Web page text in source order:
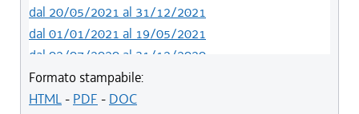
dal 20/05/2021 al 31/12/2021
dal 01/01/2021 al 19/05/2021
dal 02/07/2020 al 31/12/2020
dal 01/07/2020 al 01/07/2020
dal 21/05/2020 al 30/06/2020
Formato stampabile:
HTML- PDF - DOC